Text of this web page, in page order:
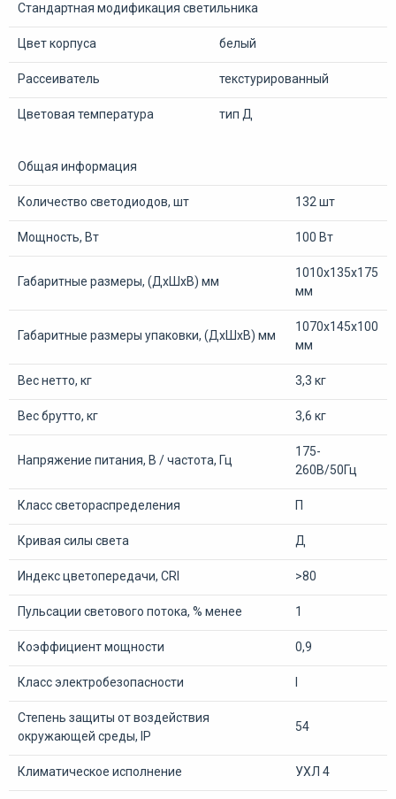
Стандартная модификация светильника
Цвет корпуса белый
Рассеиватель текстурированный
Цветовая температура тип Д
Общая информация
Количество светодиодов, шт 132 шт
Мощность, Вт 100 Вт
Габаритные размеры, (ДхШхВ) мм
1010х135х175
мм
Габаритные размеры упаковки, (ДхШхВ) мм
1070х145х100
мм
Вес нетто, кг 3,3 кг
Вес брутто, кг 3,6 кг
Напряжение питания, В / частота, Гц
175-
260В/50Гц
Класс светораспределения П
Кривая силы света Д
Индекс цветопередачи, CRI >80
Пульсации светового потока, % менее 1
Коэффициент мощности 0,9
Класс электробезопасности
Степень защиты от воздействия
окружающей среды, IP
54
Климатическое исполнение УХЛ 4